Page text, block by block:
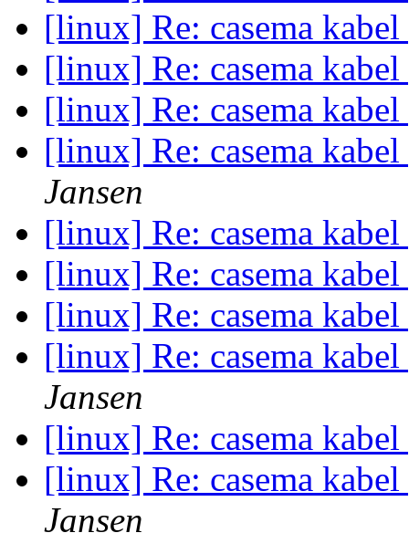
[linux] Re: casema
[linux] Re: casema
[linux] Re: casema
[linux] Re: casema
Jansen
[linux] Re: casema
[linux] Re: casema
[linux] Re: casema
[linux] Re: casema
Jansen
[linux] Re: casema
[linux] Re: casema
Jansen